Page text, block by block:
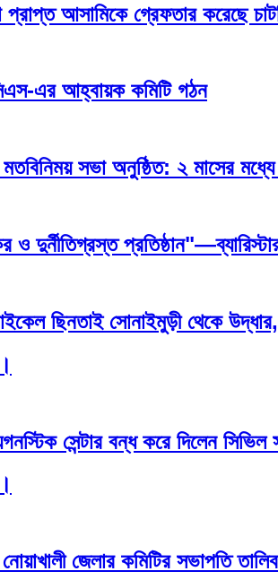
প্রাপ্ত আসামিকে গ্রেফতার করেছে
এর আহ্বায়ক কমিটি গঠন
মতবিনিময় সভা অনুষ্ঠিত: ২ মাসের
দুর্নীতিগ্রস্ত
ছিনতাই সোনাইমুড়ী থেকে
সেন্টার বন্ধ করে দিলেন সিভিল
জেলার কমিটির সভাপতি